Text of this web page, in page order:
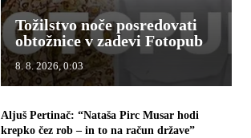
Tožilstvo noče posredovati
obtožnice v zadevi Fotopub
8. 8. 2026, 0:03
Aljuš Pertinač: “Nataša Pirc Musar hodi
krepko čez rob – in to na račun države”